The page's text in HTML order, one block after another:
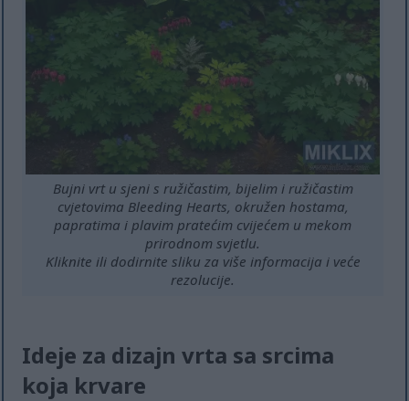
Bujni vrt u sjeni s ružičastim, bijelim i ružičastim
cvjetovima Bleeding Hearts, okružen hostama,
papratima i plavim pratećim cvijećem u mekom
prirodnom svjetlu.
Kliknite ili dodirnite sliku za više informacija i veće
rezolucije.
Ideje za dizajn vrta sa srcima
koja krvare